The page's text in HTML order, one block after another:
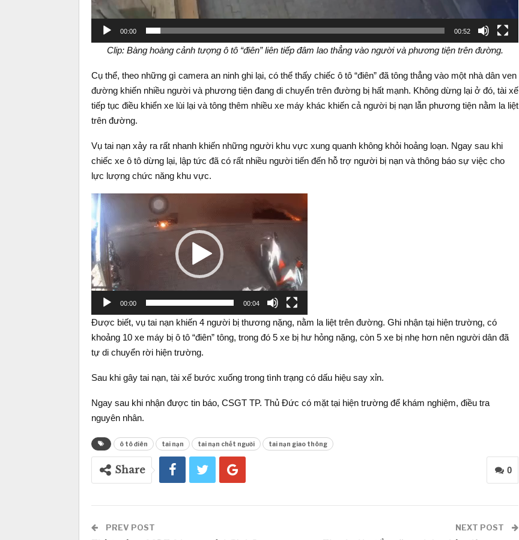
00:00 00:52
Clip: Bàng hoàng cảnh tượng ô tô “điên” liên tiếp đâm lao thẳng vào người và phương tiện trên đường.
Cụ thể, theo những gì camera an ninh ghi lại, có thể thấy chiếc ô tô “điên” đã tông thẳng vào một nhà dân ven
đường khiến nhiều người và phương tiện đang di chuyển trên đường bị hất mạnh. Không dừng lại ở đó, tài xế
tiếp tục điều khiển xe lùi lại và tông thêm nhiều xe máy khác khiến cả người bị nạn lẫn phương tiện nằm la liệt
trên đường.
Vụ tai nạn xảy ra rất nhanh khiến những người khu vực xung quanh không khỏi hoảng loạn. Ngay sau khi
chiếc xe ô tô dừng lại, lập tức đã có rất nhiều người tiến đến hỗ trợ người bị nạn và thông báo sự việc cho
lực lượng chức năng khu vực.
Video
00:00 00:04
Được biết, vụ tai nạn khiến 4 người bị thương nặng, nằm la liệt trên đường. Ghi nhận tại hiện trường, có
khoảng 10 xe máy bị ô tô “điên” tông, trong đó 5 xe bị hư hỏng nặng, còn 5 xe bị nhẹ hơn nên người dân đã
tự di chuyển rời hiện trường.
Sau khi gây tai nạn, tài xế bước xuống trong tình trạng có dấu hiệu say xỉn.
Ngay sau khi nhận được tin báo, CSGT TP. Thủ Đức có mặt tại hiện trường để khám nghiệm, điều tra
nguyên nhân.
ô tô điên tai nạn tai nạn chết người tai nạn giao thông
0
Share
PREV POST NEXT POST